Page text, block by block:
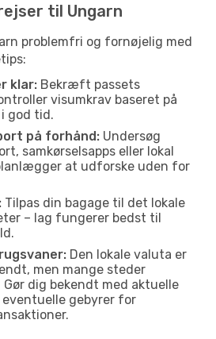
til Ungarn
problemfri og fornøjelig med
klar: Bekræft passets
visumkrav baseret på
god tid.
på forhånd: Undersøg
samkørselsapps eller lokal
at udforske uden for
Tilpas din bagage til det lokale
– lag fungerer bedst til
Den lokale valuta er
men mange steder
dig bekendt med aktuelle
gebyrer for